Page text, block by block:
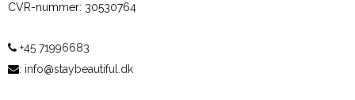
CVR-nummer: 30530764
+45 71996683
: info@staybeautiful.dk